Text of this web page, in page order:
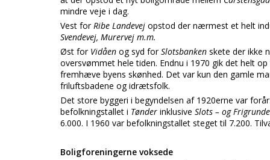
mindre veje i dag.
Vest forRibe Landevej opstod der nærmest et helt
Svendevej, Murervej m.m.
Øst for Vidåen og syd forSlotsbanken skete der ikke
oversvømmet hele tiden. Endnu i 1970 gik det helt
fremhæve byens skønhed. Det var kun den gamle
friluftsbadene og idrætsfolk.
Det store byggeri i begyndelsen af 1920erne var
befolkningstallet i Tønder inklusive Slots – og
6.000. I 1960 var befolkningstallet steget til 7.200.
Boligforeningerne voksede